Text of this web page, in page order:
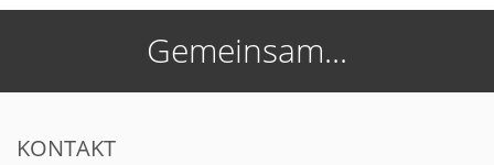
Gemeinsam...
KONTAKT